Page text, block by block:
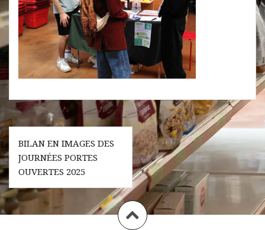
Navigation
de
l’article
BILAN EN IMAGES DES
JOURNÉES PORTES
OUVERTES 2025